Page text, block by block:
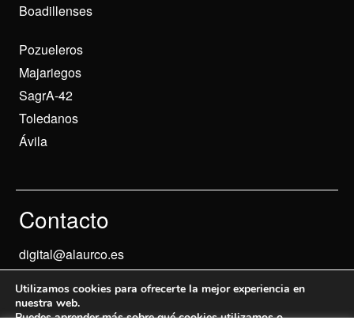
Boadillenses
Pozueleros
Majariegos
SagrA-42
Toledanos
Ávila
Contacto
digital@alaurco.es
Utilizamos cookies para ofrecerte la mejor experiencia en
nuestra web.
Puedes aprender más sobre qué cookies utilizamos o